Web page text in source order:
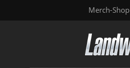
Merch-Shop